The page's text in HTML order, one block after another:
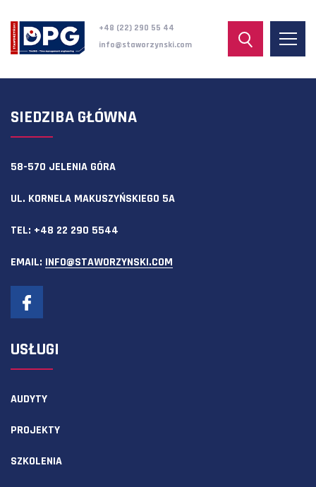
+48 (22) 290 55 44
info@staworzynski.com
SIEDZIBA GŁÓWNA
58-570 JELENIA GÓRA
UL. KORNELA MAKUSZYŃSKIEGO 5A
TEL: +48 22 290 5544
EMAIL: INFO@STAWORZYNSKI.COM
USŁUGI
AUDYTY
PROJEKTY
SZKOLENIA